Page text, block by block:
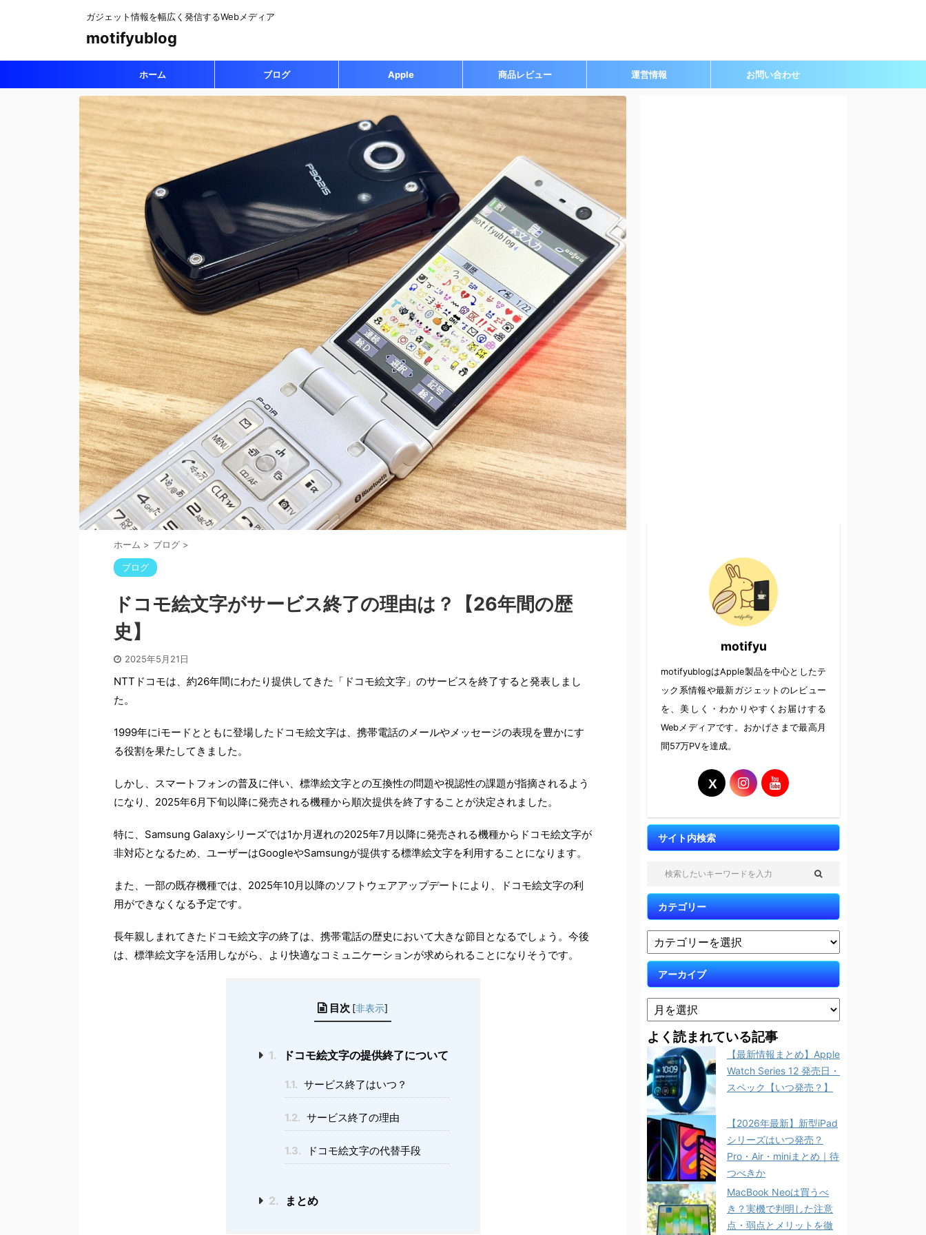
ガジェット情報を幅広く発信するWebメディア
motifyublog
ホーム ブログ Apple 商品レビュー 運営情報 お問い合わせ
ホーム > ブログ >
ブログ
ドコモ絵文字がサービス終了の理由は？【26年間の歴
史】
2025年5月21日
NTTドコモは、約26年間にわたり提供してきた「ドコモ絵文字」のサービスを終了すると発表しまし
た。
1999年にiモードとともに登場したドコモ絵文字は、携帯電話のメールやメッセージの表現を豊かにす
る役割を果たしてきました。
しかし、スマートフォンの普及に伴い、標準絵文字との互換性の問題や視認性の課題が指摘されるよう
になり、2025年6月下旬以降に発売される機種から順次提供を終了することが決定されました。
特に、Samsung Galaxyシリーズでは1か月遅れの2025年7月以降に発売される機種からドコモ絵文字が
非対応となるため、ユーザーはGoogleやSamsungが提供する標準絵文字を利用することになります。
また、一部の既存機種では、2025年10月以降のソフトウェアアップデートにより、ドコモ絵文字の利
用ができなくなる予定です。
長年親しまれてきたドコモ絵文字の終了は、携帯電話の歴史において大きな節目となるでしょう。今後
は、標準絵文字を活用しながら、より快適なコミュニケーションが求められることになりそうです。
目次 [非表示]
1. ドコモ絵文字の提供終了について
1.1. サービス終了はいつ？
1.2. サービス終了の理由
1.3. ドコモ絵文字の代替手段
2. まとめ
motifyu
motifyublogはApple製品を中心としたテ
ック系情報や最新ガジェットのレビュー
を、美しく・わかりやすくお届けする
Webメディアです。おかげさまで最高月
間57万PVを達成。
サイト内検索
カテゴリー
アーカイブ
よく読まれている記事
【最新情報まとめ】Apple
Watch Series 12 発売日・
スペック【いつ発売？】
【2026年最新】新型iPad
シリーズはいつ発売？
Pro・Air・miniまとめ｜待
つべきか
MacBook Neoは買うべ
き？実機で判明した注意
点・弱点とメリットを徹